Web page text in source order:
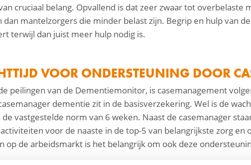
cruciaal belang. Opvallend is dat zeer zwaar tot
mantelzorgers die minder belast zijn. Begrip en hulp van
terwijl dan juist meer hulp nodig is.
VOOR ONDERSTEUNING DOOR
peilingen van de Dementiemonitor, is casemanagement
dementie zit in de basisverzekering. Wel is de
vastgestelde norm van 6 weken. Naast de casemanager
voor de naaste in de top-5 van belangrijkste zorg
op de arbeidsmarkt is het belangrijk om ook deze